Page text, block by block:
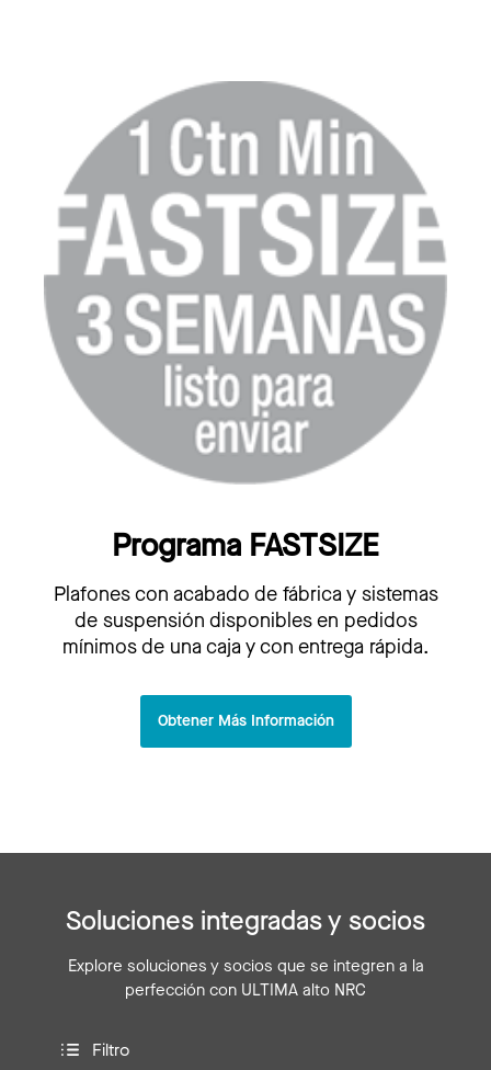
Programa FASTSIZE
Plafones con acabado de fábrica y sistemas
de suspensión disponibles en pedidos
mínimos de una caja y con entrega rápida.
Obtener Más Información
Soluciones integradas y socios
Explore soluciones y socios que se integren a la
perfección con ULTIMA alto NRC
Filtro